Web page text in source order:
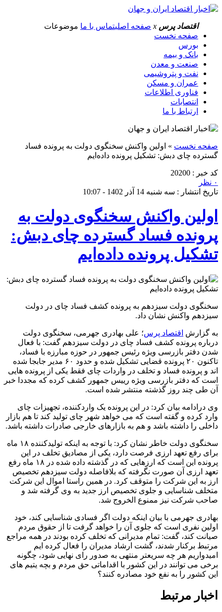
اقتصاد پرس x صفحه اصلیتماس با ما موضوعات
صفحه نخست
بورس
بانک و بیمه
صنعت و معدن
نفت و پتروشیمی
عمران و مسکن
فناوری اطلاعات
انتصابات
ارتباط با ما
صفحه نخست » اولین واکنش سخنگوی دولت به پرونده فساد
گسترده چای دبش: تشکیل پرونده داده‌ایم
کد خبر : 20200
۰ نظر
تاریخ انتشار : سه شنبه 14 آذر 1402 - 10:07
اولین واکنش سخنگوی دولت به
پرونده فساد گسترده چای دبش:
تشکیل پرونده داده‌ایم
سخنگوی دولت سیزدهم به پرونده کشف فساد چای در دولت
سیزدهم واکنش نشان داد.
به گزارش اقتصاد پرس؛ علی بهادری جهرمی، سخنگوی دولت
درباره پرونده کشف فساد چای در دولت سیزدهم گفت: با فعال
شدن دفتر بازرسی ویژه رئیس جمهور در حوزه مبارزه با فساد،
تاکنون ۲۰‌ پرونده قضایی تشکیل شده و حدود ۶۰ مدیر جابجا شده
اند و پرونده فساد و تخلف در واردات چای فقط یکی از پرونده هایی
است که دفتر بازرسی ویژه رییس جمهور کشف کرده که مجددا خبر
آن طی چند روز گذشته منتشر شده است.
وی درادامه بیان کرد: در این پرونده یک واردکننده، تجهیزات چای
وارد کرده و گفته است که می خواهد شهر چای تولید کند تا هم بازار
داخلی را داشته باشد و هم به بازارهای خارجی صادرات داشته باشد.
سخنگوی دولت خاطر نشان کرد: با توجه به اینکه تولیدکننده ۱۸ ماه
برای رفع تعهد ارزی فرصت دارد، یکی از مصادیق تخلف در این
پرونده این است که ارزهایی که در گذشته داده شده در ۱۸ ماه رفع
تعهد ارزی آن صورت نگرفته که بلافاصله دولت سیزدهم تخصیص
ارز به این شرکت را متوقف کرد. در همین راستا اموال این شرکت
متخلف شناسایی و جلوی تخصیص ارز جدید به وی گرفته شد و
صاحب شرکت نیز ممنوع الخروج شد.
بهادری جهرمی با بیان اینکه دولت اگر فسادی شناسایی کند، خود
اولین نفری است که جلوی آن را خواهد گرفت تا از حقوق مردم
صیانت کند، گفت: تمام مدیرانی که تخلف کرده بودند در همه مراجع
مرتبط برکنار شدند، گشت ارشاد مدیران را فعال کرده ایم
امیدواریم هر چه سریعتر منتهی به صدور رای نهایی شود، چگونه
برخی می توانند در این کشور با اقداماتی حق مردم و بچه یتیم های
این کشور را به نفع خود مصادره کنند؟
اخبار مرتبط